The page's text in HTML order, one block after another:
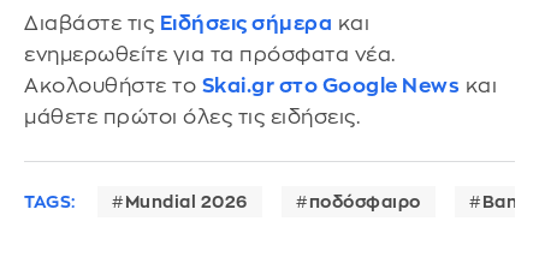
Διαβάστε τις Ειδήσεις σήμερα και
ενημερωθείτε για τα πρόσφατα νέα.
Ακολουθήστε το Skai.gr στο Google News και
μάθετε πρώτοι όλες τις ειδήσεις.
TAGS: Mundial 2026 ποδόσφαιρο Bank